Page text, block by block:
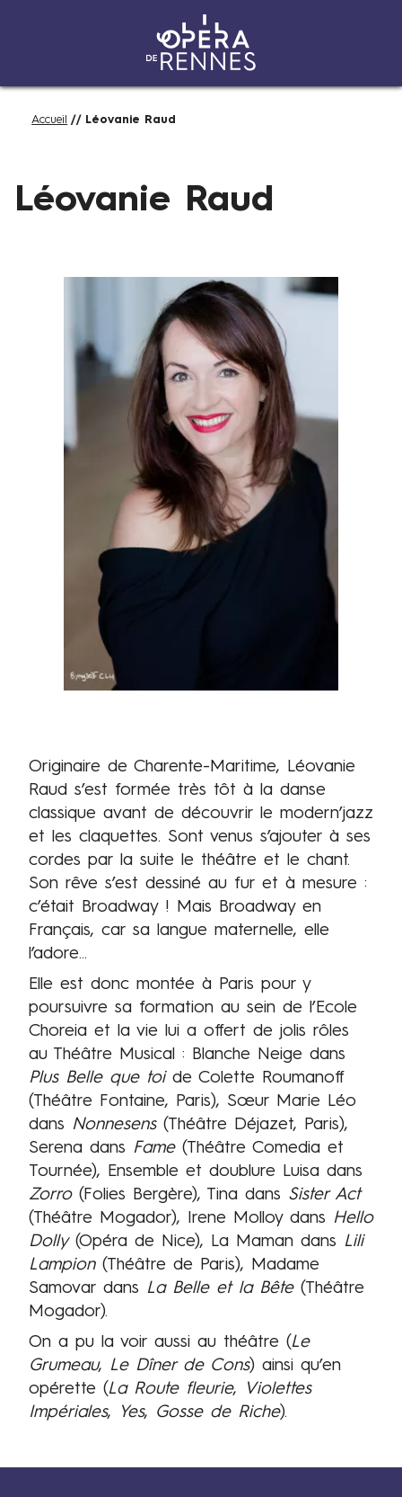
principal
FilAccueil Léovanie Raud
Léovanie Raud
Originaire de Charente-Maritime, Léovanie
Raud s’est formée très tôt à la danse
classique avant de découvrir le modern’jazz
et les claquettes. Sont venus s’ajouter à ses
cordes par la suite le théâtre et le chant.
Son rêve s’est dessiné au fur et à mesure :
c’était Broadway ! Mais Broadway en
Français, car sa langue maternelle, elle
l’adore...
Elle est donc montée à Paris pour y
poursuivre sa formation au sein de l’Ecole
Choreia et la vie lui a offert de jolis rôles
au Théâtre Musical : Blanche Neige dans
Plus Belle que toide Colette Roumanoff
(Théâtre Fontaine, Paris), Sœur Marie Léo
dans Nonnesens(Théâtre Déjazet, Paris),
Serena dans Fame(Théâtre Comedia et
Tournée), Ensemble et doublure Luisa dans
Zorro(Folies Bergère), Tina dans Sister Act
(Théâtre Mogador), Irene Molloy dans Hello
Dolly(Opéra de Nice), La Maman dans Lili
Lampion(Théâtre de Paris), Madame
Samovar dans La Belle et la Bête(Théâtre
Mogador).
On a pu la voir aussi au théâtre (Le
Grumeau, Le Dîner de Cons) ainsi qu’en
opérette (La Route fleurie,
Violettes
Impériales, Yes, Gosse de Riche).